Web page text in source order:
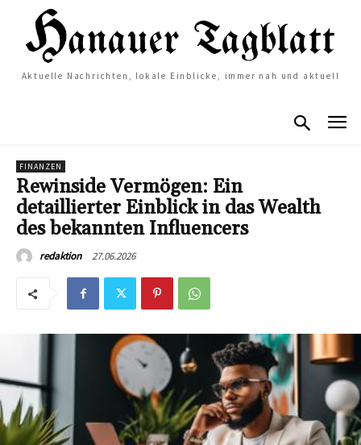
Aktuelle Nachrichten, lokale Einblicke, immer nah und aktuell
FINANZEN
Rewinside Vermögen: Ein
detaillierter Einblick in das Wealth
des bekannten Influencers
redaktion 27.06.2026